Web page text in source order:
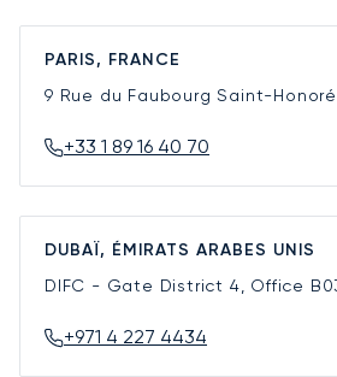
PARIS, FRANCE
9 Rue du Faubourg Saint-Honoré
+33 1 89 16 40 70
DUBAÏ, ÉMIRATS ARABES UNIS
DIFC - Gate District 4, Office
+971 4 227 4434